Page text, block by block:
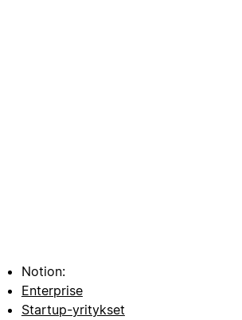
Notion:
Enterprise
Startup-yritykset